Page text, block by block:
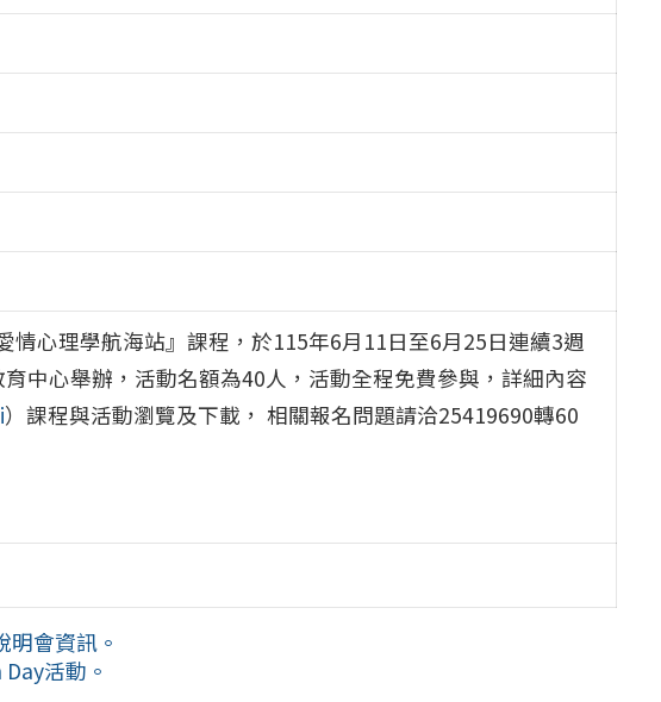
情心理學航海站』課程，於115年6月11日至6月25日連續3週
中心舉辦，活動名額為40人，活動全程免費參與，詳細內容
）課程與活動瀏覽及下載， 相關報名問題請洽25419690轉60
會資訊。
活動。